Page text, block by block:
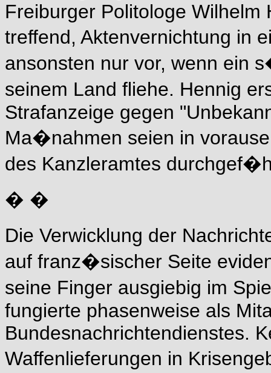
Freiburger Politologe
treffend, Aktenvernichtung in
ansonsten nur vor, wenn ein
seinem Land fliehe. Hennig
Strafanzeige gegen
Ma�nahmen seien in
des Kanzleramtes
� �
Die Verwicklung der
auf franz�sischer Seite
seine Finger ausgiebig im
fungierte phasenweise als
Bundesnachrichtendienstes.
Waffenlieferungen in